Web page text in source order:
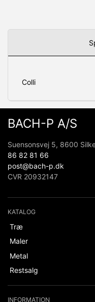
Colli
BACH-P A/S
Suensonsvej 5, 8600
86 82 81 66
post@bach-p.dk
CVR 20932147
KATALOG
Træ
Maler
Metal
Restsalg
INFORMATION